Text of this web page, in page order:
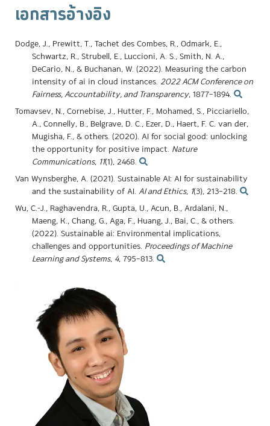
เอกสารอ้างอิง
Dodge, J., Prewitt, T., Tachet des Combes, R., Odmark, E.,
Schwartz, R., Strubell, E., Luccioni, A. S., Smith, N. A.,
DeCario, N., & Buchanan, W. (2022). Measuring the carbon
intensity of ai in cloud instances. 2022 ACM Conference on
Fairness, Accountability, and Transparency, 1877–1894.
Tomavsev, N., Cornebise, J., Hutter, F., Mohamed, S., Picciariello,
A., Connelly, B., Belgrave, D. C., Ezer, D., Haert, F. C. van der,
Mugisha, F., & others. (2020). AI for social good: unlocking
the opportunity for positive impact. Nature
Communications, 11(1), 2468.
Van Wynsberghe, A. (2021). Sustainable AI: AI for sustainability
and the sustainability of AI. AI and Ethics, 1(3), 213–218.
Wu, C.-J., Raghavendra, R., Gupta, U., Acun, B., Ardalani, N.,
Maeng, K., Chang, G., Aga, F., Huang, J., Bai, C., & others.
(2022). Sustainable ai: Environmental implications,
challenges and opportunities. Proceedings of Machine
Learning and Systems, 4, 795–813.